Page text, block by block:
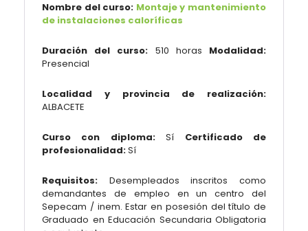
Nombre del curso: Montaje y mantenimiento
de instalaciones caloríficas
Duración del curso: 510 horas Modalidad:
Presencial
Localidad y provincia de realización:
ALBACETE
Curso con diploma:Sí Certificado de
profesionalidad:Sí
Requisitos: Desempleados inscritos como
demandantes de empleo en un centro del
Sepecam / inem. Estar en posesión del título de
Graduado en Educación Secundaria Obligatoria